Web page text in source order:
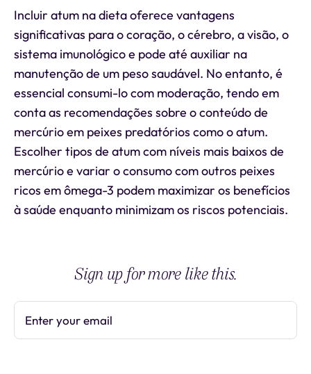
Incluir atum na dieta oferece vantagens
significativas para o coração, o cérebro, a visão, o
sistema imunológico e pode até auxiliar na
manutenção de um peso saudável. No entanto, é
essencial consumi-lo com moderação, tendo em
conta as recomendações sobre o conteúdo de
mercúrio em peixes predatórios como o atum.
Escolher tipos de atum com níveis mais baixos de
mercúrio e variar o consumo com outros peixes
ricos em ômega-3 podem maximizar os benefícios
à saúde enquanto minimizam os riscos potenciais.
Sign up for more like this.
Enter your email